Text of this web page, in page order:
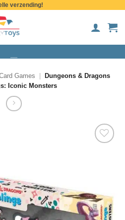
verzending!
Games
Dungeons & Dragons
Iconic Monsters